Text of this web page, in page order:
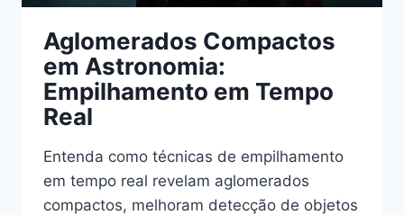
Aglomerados Compactos
em Astronomia:
Empilhamento em Tempo
Real
Entenda como técnicas de empilhamento
em tempo real revelam aglomerados
compactos, melhoram detecção de objetos